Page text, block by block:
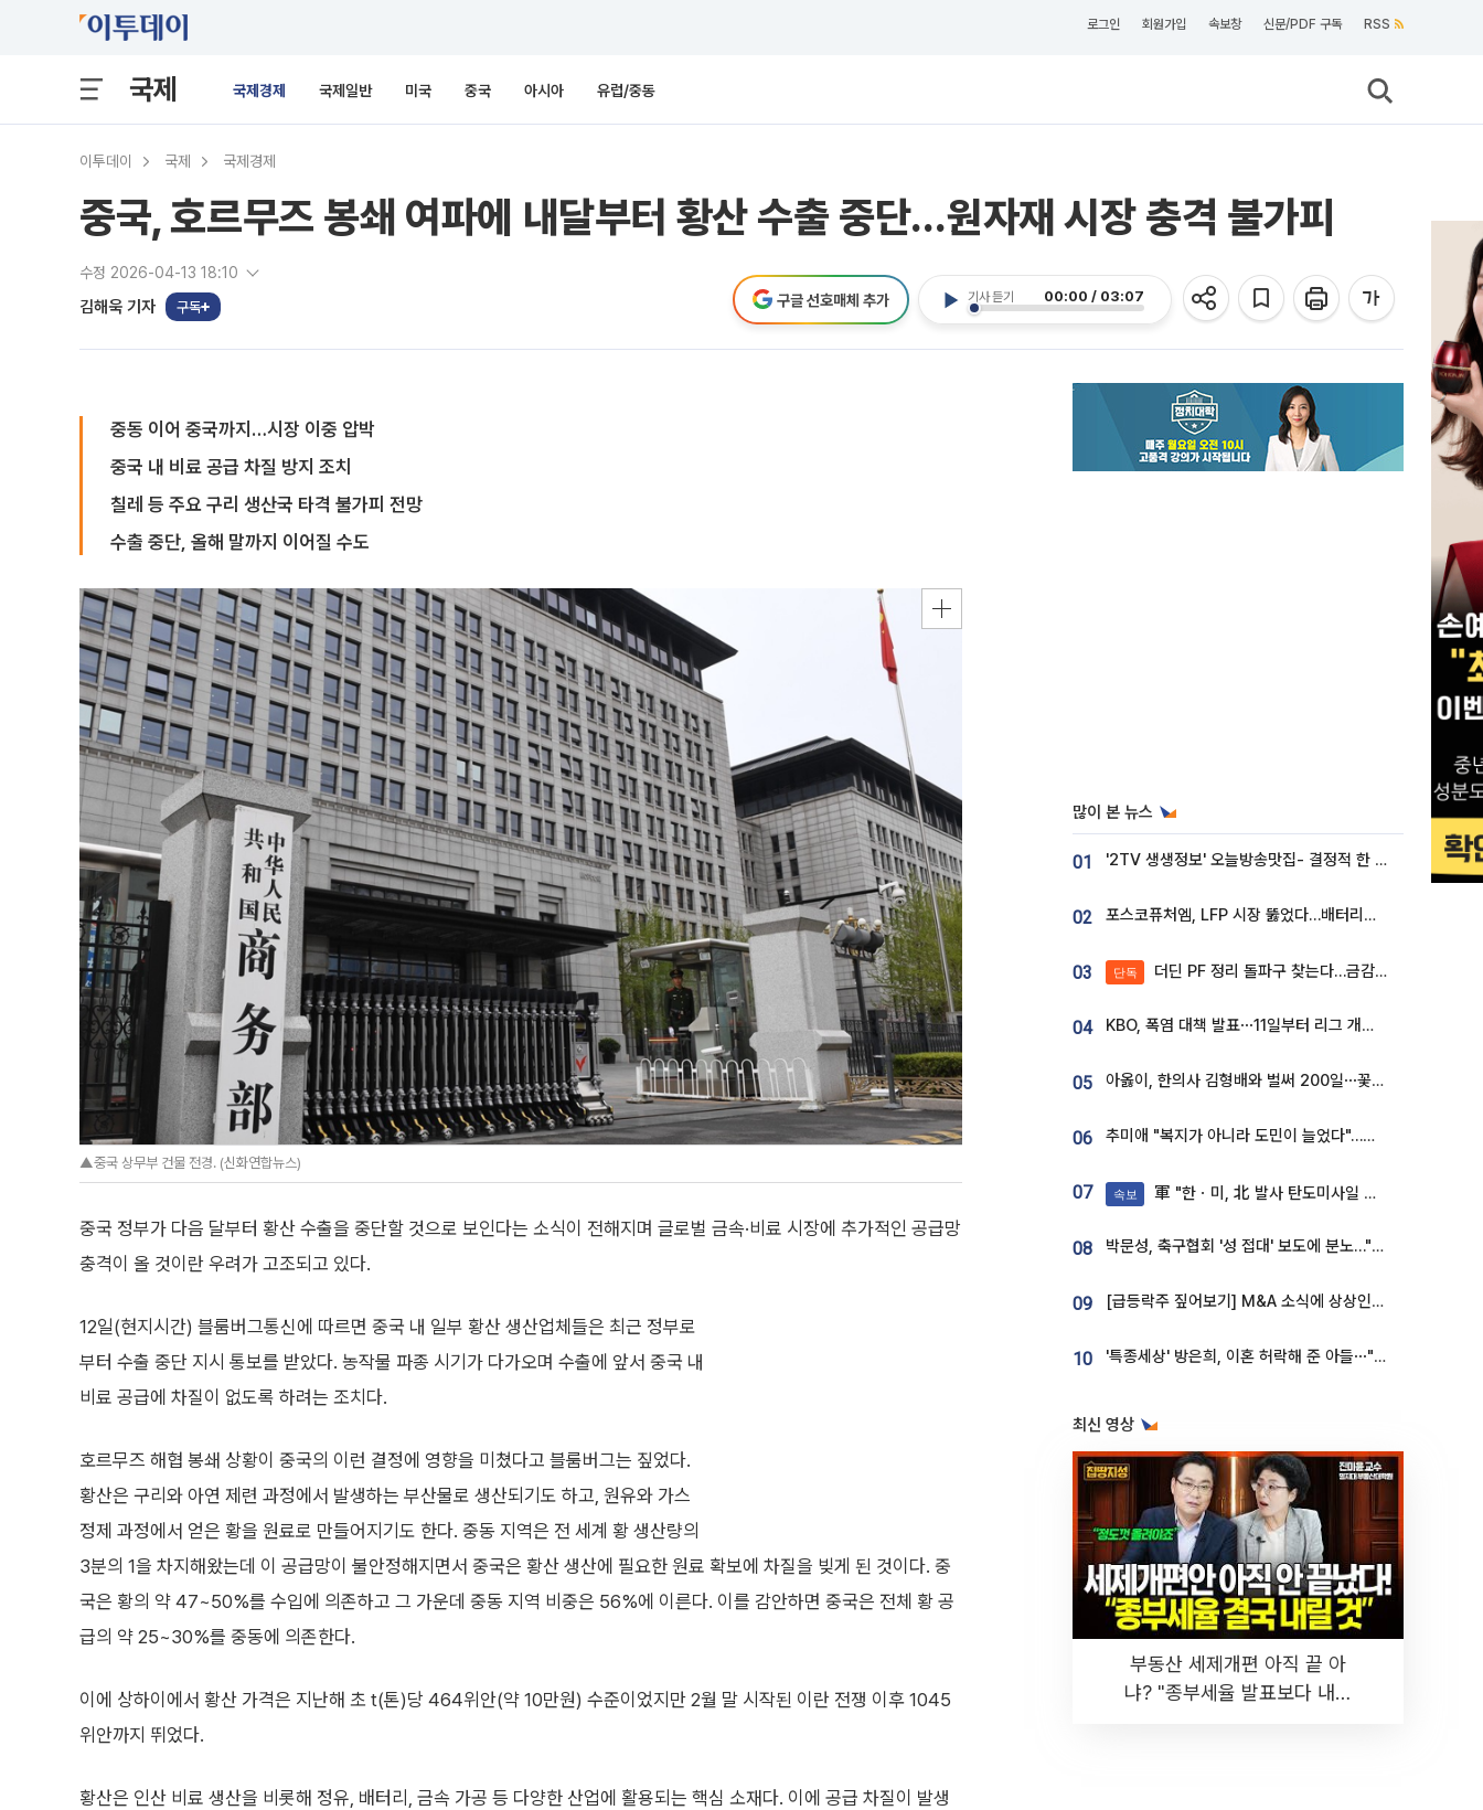
로그인 회원가입 속보창 신문/PDF 구독 RSS
국제 국제경제 국제일반 미국 중국 아시아 유럽/중동
이투데이 국제 국제경제
중국, 호르무즈 봉쇄 여파에 내달부터 황산 수출 중단…원자재 시장 충격 불가피
수정 2026-04-13 18:10
김해욱 기자 구독
기사 듣기 00:00 / 03:07
구글 선호매체 추가
중동 이어 중국까지…시장 이중 압박
중국 내 비료 공급 차질 방지 조치
칠레 등 주요 구리 생산국 타격 불가피 전망
수출 중단, 올해 말까지 이어질 수도
▲중국 상무부 건물 전경. (신화연합뉴스)
중국 정부가 다음 달부터 황산 수출을 중단할 것으로 보인다는 소식이 전해지며 글로벌 금속·비료 시장에 추가적인 공급망
충격이 올 것이란 우려가 고조되고 있다.
12일(현지시간) 블룸버그통신에 따르면 중국 내 일부 황산 생산업체들은 최근 정부로
부터 수출 중단 지시 통보를 받았다. 농작물 파종 시기가 다가오며 수출에 앞서 중국 내
비료 공급에 차질이 없도록 하려는 조치다.
호르무즈 해협 봉쇄 상황이 중국의 이런 결정에 영향을 미쳤다고 블룸버그는 짚었다.
황산은 구리와 아연 제련 과정에서 발생하는 부산물로 생산되기도 하고, 원유와 가스
정제 과정에서 얻은 황을 원료로 만들어지기도 한다. 중동 지역은 전 세계 황 생산량의
3분의 1을 차지해왔는데 이 공급망이 불안정해지면서 중국은 황산 생산에 필요한 원료 확보에 차질을 빚게 된 것이다. 중
국은 황의 약 47~50%를 수입에 의존하고 그 가운데 중동 지역 비중은 56%에 이른다. 이를 감안하면 중국은 전체 황 공
급의 약 25~30%를 중동에 의존한다.
이에 상하이에서 황산 가격은 지난해 초 t(톤)당 464위안(약 10만원) 수준이었지만 2월 말 시작된 이란 전쟁 이후 1045
위안까지 뛰었다.
황산은 인산 비료 생산을 비롯해 정유, 배터리, 금속 가공 등 다양한 산업에 활용되는 핵심 소재다. 이에 공급 차질이 발생
많이 본 뉴스
01 '2TV 생생정보' 오늘방송맛집- 결정적 한 수, 3종 메밀면! 메밀 소바 맛집 '의○○○○'
02 포스코퓨처엠, LFP 시장 뚫었다…배터리사와 대규모 장기 공급 합의
03 단독 더딘 PF 정리 돌파구 찾는다…금감원, 1년 반 만에 매각설명회 재개
04 KBO, 폭염 대책 발표⋯11일부터 리그 개시ㆍ경기 오후 7시 시작
05 아옳이, 한의사 김형배와 벌써 200일⋯꽃다발 들고 "프러포즈 아냐"
06 추미애 "복지가 아니라 도민이 늘었다"…재정난 책임론 정면돌파
07 속보 軍 "한ㆍ미, 北 발사 탄도미사일 제원 정밀분석 중"
08 박문성, 축구협회 '성 접대' 보도에 분노…"다 말아먹으려고 작정했나"
09 [급등락주 짚어보기] M&A 소식에 상상인증권ㆍ유니켐 ‘상한가’⋯유증 제동 걸린 SK디앤디↑
10 '특종세상' 방은희, 이혼 허락해 준 아들⋯"너무 잘 커줬다" 오열
최신 영상
부동산 세제개편 아직 끝 아
냐? "종부세율 발표보다 내릴